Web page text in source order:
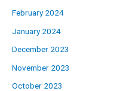
February 2024
January 2024
December 2023
November 2023
October 2023